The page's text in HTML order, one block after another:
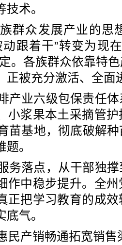
术。
群众发展产业的思
跟着干”转变为现
。各族群众依靠特
正被充分激活、全面
产业六级包保责任
小浆果本土采摘管
苗基地，彻底破解
。
务落点，从干部独
作中稳步提升。全
正把学习教育的成
气。
民产销畅通拓宽销售